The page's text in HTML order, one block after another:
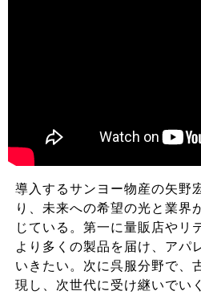
導入するサンヨー物産の矢野
り、未来への希望の光と業界
じている。第一に量販店やリ
より多くの製品を届け、アパ
いきたい。次に呉服分野で、
現し、次世代に受け継いでい